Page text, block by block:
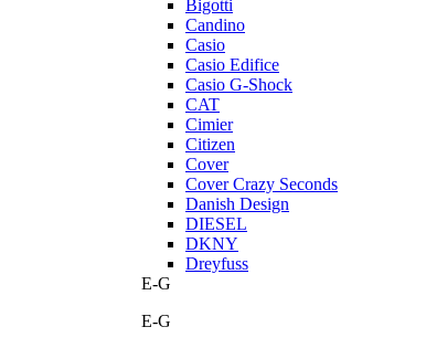
Bigotti
Candino
Casio
Casio Edifice
Casio G-Shock
CAT
Cimier
Citizen
Cover
Cover Crazy Seconds
Danish Design
DIESEL
DKNY
Dreyfuss
E-G
E-G